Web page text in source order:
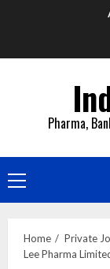
Pharma,
Primary
Menu
Home
Private
Lee Pharma